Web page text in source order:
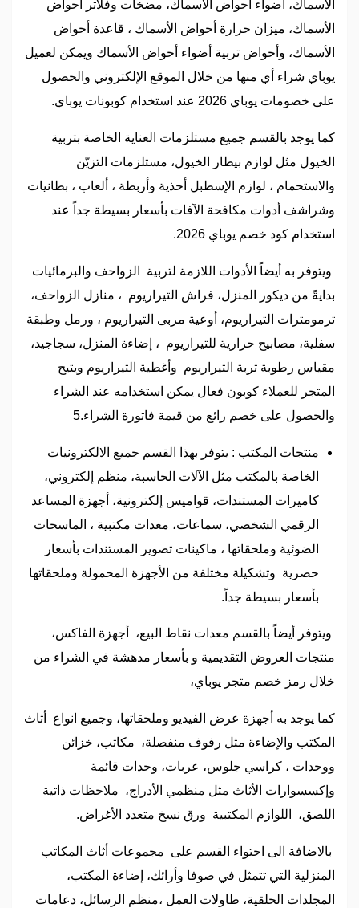
الأسماك، أضواء أحواض الأسماك، مضخات وفلاتر أحواض
الأسماك، ميزان حرارة أحواض الأسماك ، قاعدة أحواض
الأسماك، وأحواض تربية أضواء أحواض الأسماك ويمكن لعميل
يوباي شراء أي منها من خلال الموقع الإلكتروني والحصول
على خصومات يوباي 2026 عند استخدام كوبونات يوباي.
كما يوجد بالقسم جميع مستلزمات العناية الخاصة بتربية
الخيول مثل لوازم بيطار الخيول، مستلزمات التزيّن
والاستحمام ، لوازم الإسطبل أحذية وأربطة ، ألعاب ، بطانيات
وشراشف أدوات مكافحة الآفات بأسعار بسيطة جداً عند
استخدام كود خصم يوباي 2026.
ويتوفر به أيضاً الأدوات اللازمة لتربية الزواحف والبرمائيات
بدايةً من ديكور المنزل، فراش التيراريوم ، منازل الزواحف،
ترمومترات التيراريوم، أوعية مربى التيراريوم ، ورمل وطبقة
سفلية، مصابيح حرارية للتيراريوم ، إضاءة المنزل، سجاجيد،
مقياس رطوبة تربة التيراريوم وأغطية التيراريوم ويتيح
المتجر للعملاء كوبون فعال يمكن استخدامه عند الشراء
والحصول على خصم رائع من قيمة فاتورة الشراء.5
منتجات المكتب : يتوفر بهذا القسم جميع الالكترونيات
الخاصة بالمكتب مثل الآلات الحاسبة، منظم إلكتروني،
كاميرات المستندات، قواميس إلكترونية، أجهزة المساعد
الرقمي الشخصي، سماعات، معدات مكتبية ، الماسحات
الضوئية وملحقاتها ، ماكينات تصوير المستندات بأسعار
حصرية وتشكيلة مختلفة من الأجهزة المحمولة وملحقاتها
بأسعار بسيطة جداً.
ويتوفر أيضاً بالقسم معدات نقاط البيع، أجهزة الفاكس،
منتجات العروض التقديمية و بأسعار مدهشة في الشراء من
خلال رمز خصم متجر يوباي،
كما يوجد به أجهزة عرض الفيديو وملحقاتها، وجميع انواع أثاث
المكتب والإضاءة مثل رفوف منفصلة، مكاتب، خزائن
ووحدات ، كراسي جلوس، عربات، وحدات قائمة
وإكسسوارات الأثاث مثل منظمي الأدراج، ملاحظات ذاتية
اللصق، اللوازم المكتبية ورق نسخ متعدد الأغراض.
بالاضافة الى احتواء القسم على مجموعات أثاث المكاتب
المنزلية التي تتمثل في صوفا وأرائك، إضاءة المكتب،
المجلدات الحلقية، طاولات العمل ،منظم الرسائل، دعامات